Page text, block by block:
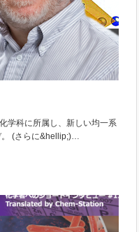
学科に所属し、新しい均一系
。 (さらに&hellip;)…